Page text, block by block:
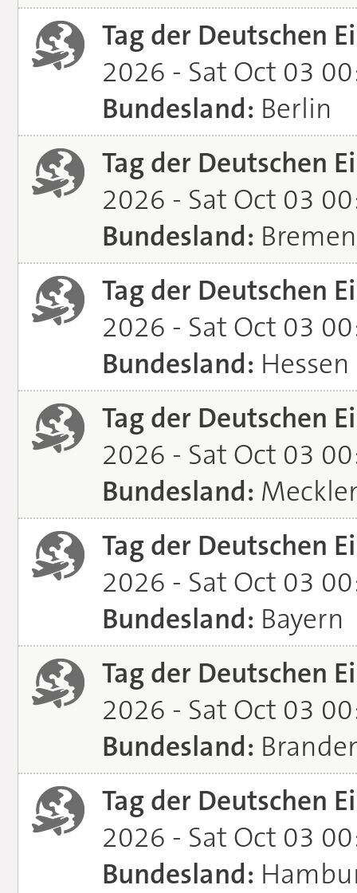
Tag der Deutschen
2026 - Sat Oct 03
Bundesland: Berlin
Tag der Deutschen
2026 - Sat Oct 03
Bundesland: Bremen
Tag der Deutschen
2026 - Sat Oct 03
Bundesland: Hessen
Tag der Deutschen
2026 - Sat Oct 03
Bundesland:
Tag der Deutschen
2026 - Sat Oct 03
Bundesland: Bayern
Tag der Deutschen
2026 - Sat Oct 03
Bundesland:
Tag der Deutschen
2026 - Sat Oct 03
Bundesland: